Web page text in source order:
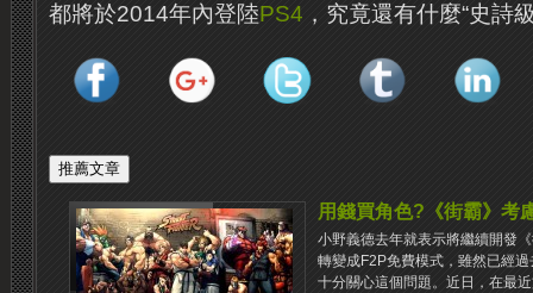
都將於2014年內登陸PS4 ，究竟還有什麼“史詩
用錢買角色?《街霸》考
小野義德去年就表示將繼續開發
轉變成F2P免費模式，雖然已經
十分關心這個問題。近日，在最